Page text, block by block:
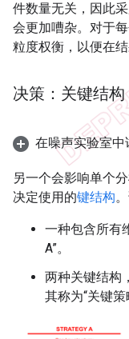
件数量无关，因此
会更加嘈杂。对于
粒度权衡，以便在
决策：关键结构
在噪声实验室中
另一个会影响单个
决定使用的键结构
一种包含所有
A”。
两种关键结构
其称为“关键策